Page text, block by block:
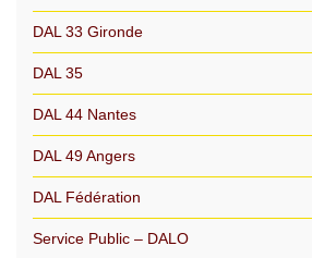
DAL 33 Gironde
DAL 35
DAL 44 Nantes
DAL 49 Angers
DAL Fédération
Service Public – DALO